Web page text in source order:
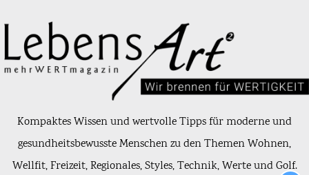
Kompaktes Wissen und wertvolle Tipps für moderne und
gesundheitsbewusste Menschen zu den Themen Wohnen,
Wellfit, Freizeit, Regionales, Styles, Technik, Werte und Golf.